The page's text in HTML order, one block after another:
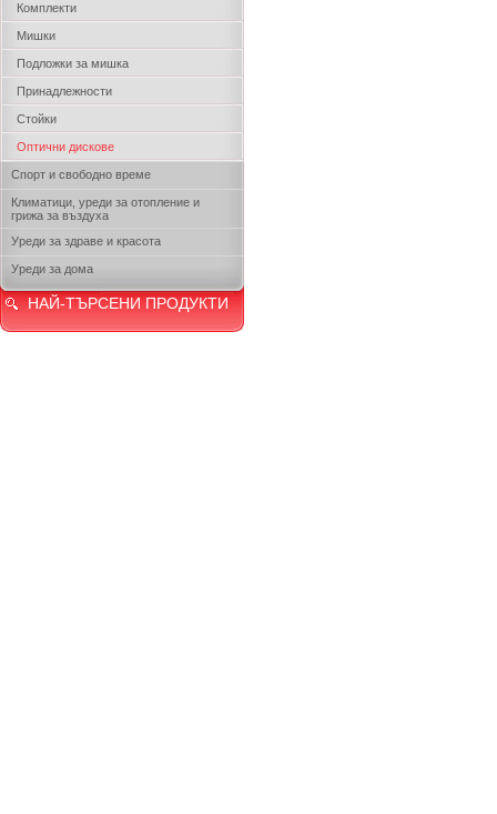
Комплекти
Мишки
Подложки за мишка
Принадлежности
Стойки
Оптични дискове
Спорт и свободно време
Климатици, уреди за отопление и
грижа за въздуха
Уреди за здраве и красота
Уреди за дома
НАЙ-ТЪРСЕНИ ПРОДУКТИ